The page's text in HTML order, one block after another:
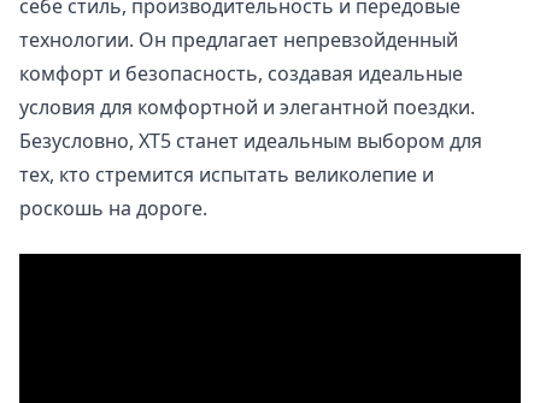
себе стиль, производительность и передовые
технологии. Он предлагает непревзойденный
комфорт и безопасность, создавая идеальные
условия для комфортной и элегантной поездки.
Безусловно, XT5 станет идеальным выбором для
тех, кто стремится испытать великолепие и
роскошь на дороге.